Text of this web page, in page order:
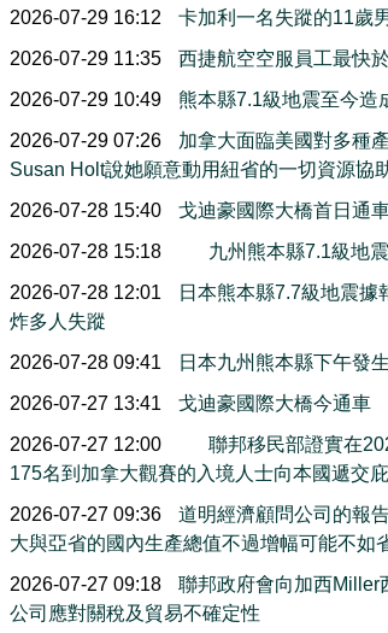
2026-07-29 16:12
卡加利一名失蹤的11歲
2026-07-29 11:35
西捷航空空服員工最快
2026-07-29 10:49
熊本縣7.1級地震至今造
2026-07-29 07:26
加拿大面臨美國對多種
Susan Holt說她願意動用紐省的一切資源協
2026-07-28 15:40
戈迪豪國際大橋首日通
2026-07-28 15:18
九州熊本縣7.1級地
2026-07-28 12:01
日本熊本縣7.7級地震
炸多人失蹤
2026-07-28 09:41
日本九州熊本縣下午發
2026-07-27 13:41
戈迪豪國際大橋今通車
2026-07-27 12:00
聯邦移民部證實在
175名到加拿大觀賽的入境人士向本國遞交
2026-07-27 09:36
道明經濟顧問公司的報
大與亞省的國內生產總值不過增幅可能不如
2026-07-27 09:18
聯邦政府會向加西Miller
公司應對關稅及貿易不確定性